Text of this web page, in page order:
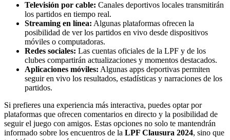
Televisión por cable: Canales deportivos locales transmitirán
los partidos en tiempo real.
Streaming en línea: Algunas plataformas ofrecen la
posibilidad de ver los partidos en vivo desde dispositivos
móviles o computadoras.
Redes sociales: Las cuentas oficiales de la LPF y de los
clubes compartirán actualizaciones y momentos destacados.
Aplicaciones móviles: Algunas apps deportivas permiten
seguir en vivo los resultados, estadísticas y narraciones de los
partidos.
Si prefieres una experiencia más interactiva, puedes optar por
plataformas que ofrecen comentarios en directo y la posibilidad de
seguir el juego con amigos. Estas opciones no solo te mantendrán
informado sobre los encuentros de la LPF Clausura 2024, sino que